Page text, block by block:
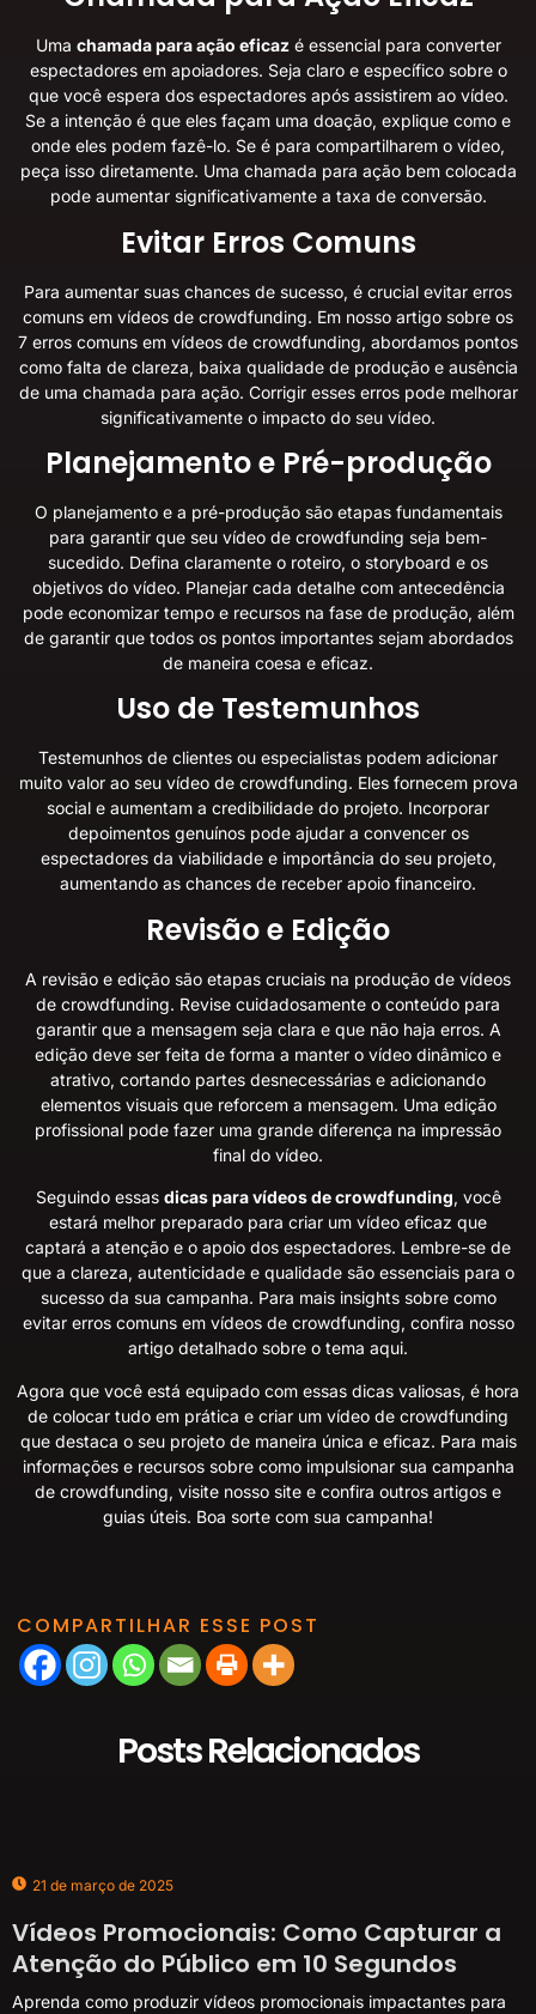
Uma chamada para ação eficazé essencial para converter
espectadores em apoiadores. Seja claro e específico sobre o
que você espera dos espectadores após assistirem ao vídeo.
Se a intenção é que eles façam uma doação, explique como e
onde eles podem fazê-lo. Se é para compartilharem o vídeo,
peça isso diretamente. Uma chamada para ação bem colocada
pode aumentar significativamente a taxa de conversão.
Evitar Erros Comuns
Para aumentar suas chances de sucesso, é crucial evitar erros
comuns em vídeos de crowdfunding. Em nosso artigo sobre os
7 erros comuns em vídeos de crowdfunding, abordamos pontos
como falta de clareza, baixa qualidade de produção e ausência
de uma chamada para ação. Corrigir esses erros pode melhorar
significativamente o impacto do seu vídeo.
Planejamento e Pré-produção
O planejamento e a pré-produção são etapas fundamentais
para garantir que seu vídeo de crowdfunding seja bem-
sucedido. Defina claramente o roteiro, o storyboard e os
objetivos do vídeo. Planejar cada detalhe com antecedência
pode economizar tempo e recursos na fase de produção, além
de garantir que todos os pontos importantes sejam abordados
de maneira coesa e eficaz.
Uso de Testemunhos
Testemunhos de clientes ou especialistas podem adicionar
muito valor ao seu vídeo de crowdfunding. Eles fornecem prova
social e aumentam a credibilidade do projeto. Incorporar
depoimentos genuínos pode ajudar a convencer os
espectadores da viabilidade e importância do seu projeto,
aumentando as chances de receber apoio financeiro.
Revisão e Edição
A revisão e edição são etapas cruciais na produção de vídeos
de crowdfunding. Revise cuidadosamente o conteúdo para
garantir que a mensagem seja clara e que não haja erros. A
edição deve ser feita de forma a manter o vídeo dinâmico e
atrativo, cortando partes desnecessárias e adicionando
elementos visuais que reforcem a mensagem. Uma edição
profissional pode fazer uma grande diferença na impressão
final do vídeo.
Seguindo essas dicas para vídeos de crowdfunding, você
estará melhor preparado para criar um vídeo eficaz que
captará a atenção e o apoio dos espectadores. Lembre-se de
que a clareza, autenticidade e qualidade são essenciais para o
sucesso da sua campanha. Para mais insights sobre como
evitar erros comuns em vídeos de crowdfunding, confira nosso
artigo detalhado sobre o tema aqui.
Agora que você está equipado com essas dicas valiosas, é hora
de colocar tudo em prática e criar um vídeo de crowdfunding
que destaca o seu projeto de maneira única e eficaz. Para mais
informações e recursos sobre como impulsionar sua campanha
de crowdfunding, visite nosso site e confira outros artigos e
guias úteis. Boa sorte com sua campanha!
COMPARTILHAR ESSE POST
Posts Relacionados
21 de março de 2025
Vídeos Promocionais: Como Capturar a
Atenção do Público em 10 Segundos
Aprenda como produzir vídeos promocionais impactantes para